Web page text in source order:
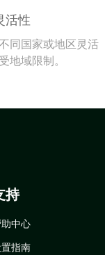
活性
同国家或地区灵活
地域限制。
持
中心
指南